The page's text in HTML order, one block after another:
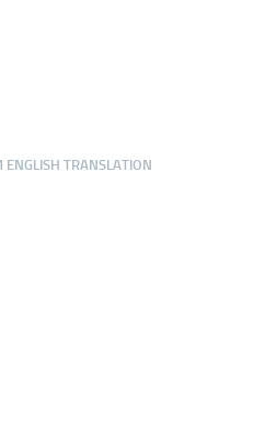
TRANSLATION